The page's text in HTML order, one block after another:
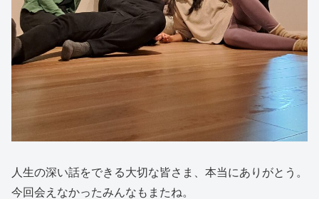
人生の深い話をできる大切な皆さま、本当にありがとう。
今回会えなかったみんなもまたね。